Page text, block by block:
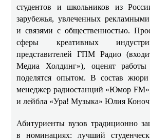
студентов и школьников из
зарубежья, увлеченных
и связями с общественностью.
сферы креативных
представителей ГПМ Радио
Медиа Холдинг»), оценят работы
поделятся опытом. В состав
менеджер радиостанций «Юмор
и лейбла «Ура! Музыка» Юлия
Абитуриенты вузов традиционно
в номинациях: лучший